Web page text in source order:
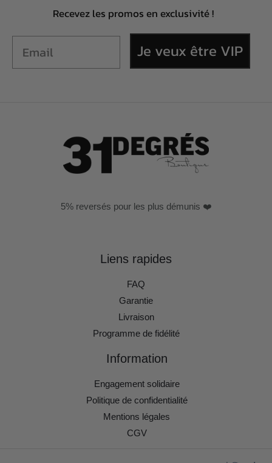
Recevez les promos en exclusivité !
Je veux être VIP
5% reversés pour les plus démunis ❤️
Liens rapides
FAQ
Garantie
Livraison
Programme de fidélité
Information
Engagement solidaire
Politique de confidentialité
Mentions légales
CGV